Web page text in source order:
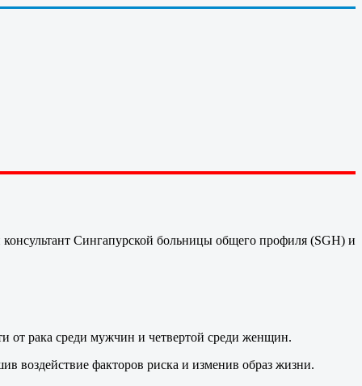
Сингапурской больницы общего профиля (SGH) и
от рака среди мужчин и четвертой среди женщин.
воздействие факторов риска и изменив образ жизни.